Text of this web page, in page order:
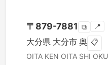
〒 879-7881 ⧉ 📍
大分県 大分市 奥 📋
OITA KEN OITA SHI OKU